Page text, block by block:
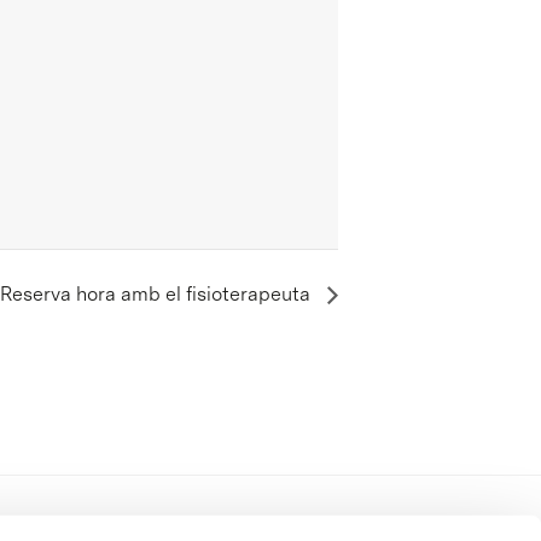
Reserva hora amb el fisioterapeuta